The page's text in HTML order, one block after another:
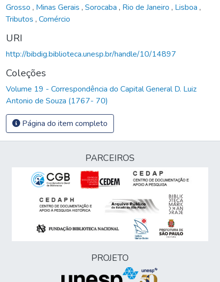
Grosso , Minas Gerais , Sorocaba , Rio de Janeiro , Lisboa ,
Tributos , Comércio
URI
http://bibdig.biblioteca.unesp.br/handle/10/14897
Coleções
Volume 19 - Correspondência do Capital General D. Luiz
Antonio de Souza (1767- 70)
Página do item completo
PARCEIROS
PROJETO